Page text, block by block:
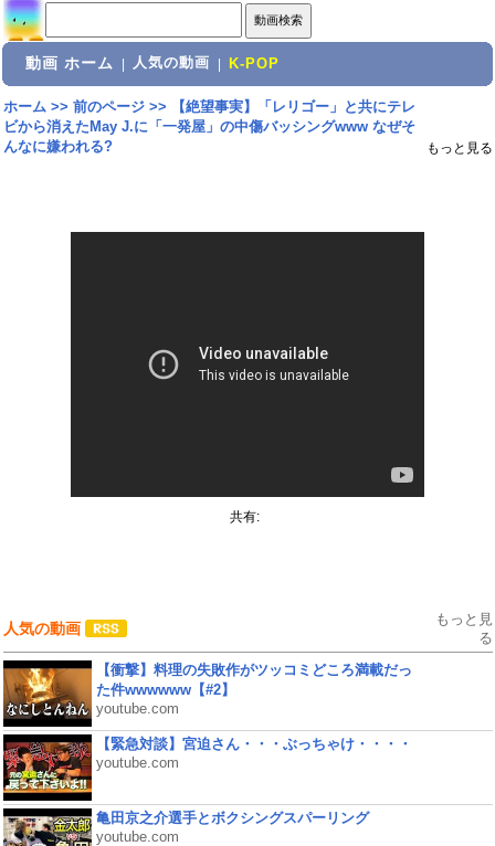
動画 ホーム 人気の動画 K-POP
ホーム>> 前のページ>>
【絶望事実】「レリゴー」と共にテレ
ビから消えたMay J.に「一発屋」の中傷バッシングwww なぜそ
んなに嫌われる?
もっと見る
共有:
人気の動画
もっと見
る
【衝撃】料理の失敗作がツッコミどころ満載だっ
た件wwwwww【#2】
youtube.com
【緊急対談】宮迫さん・・・ぶっちゃけ・・・・
youtube.com
亀田京之介選手とボクシングスパーリング
youtube.com